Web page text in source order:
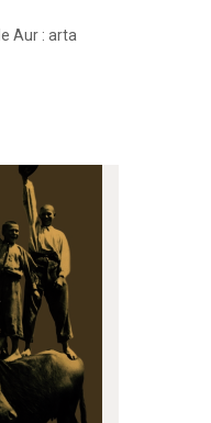
Aur : arta